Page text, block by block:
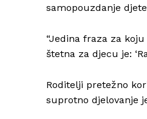
samopouzdanje
“Jedina fraza za
štetna za djecu je:
Roditelji pretežno
suprotno djelovanje